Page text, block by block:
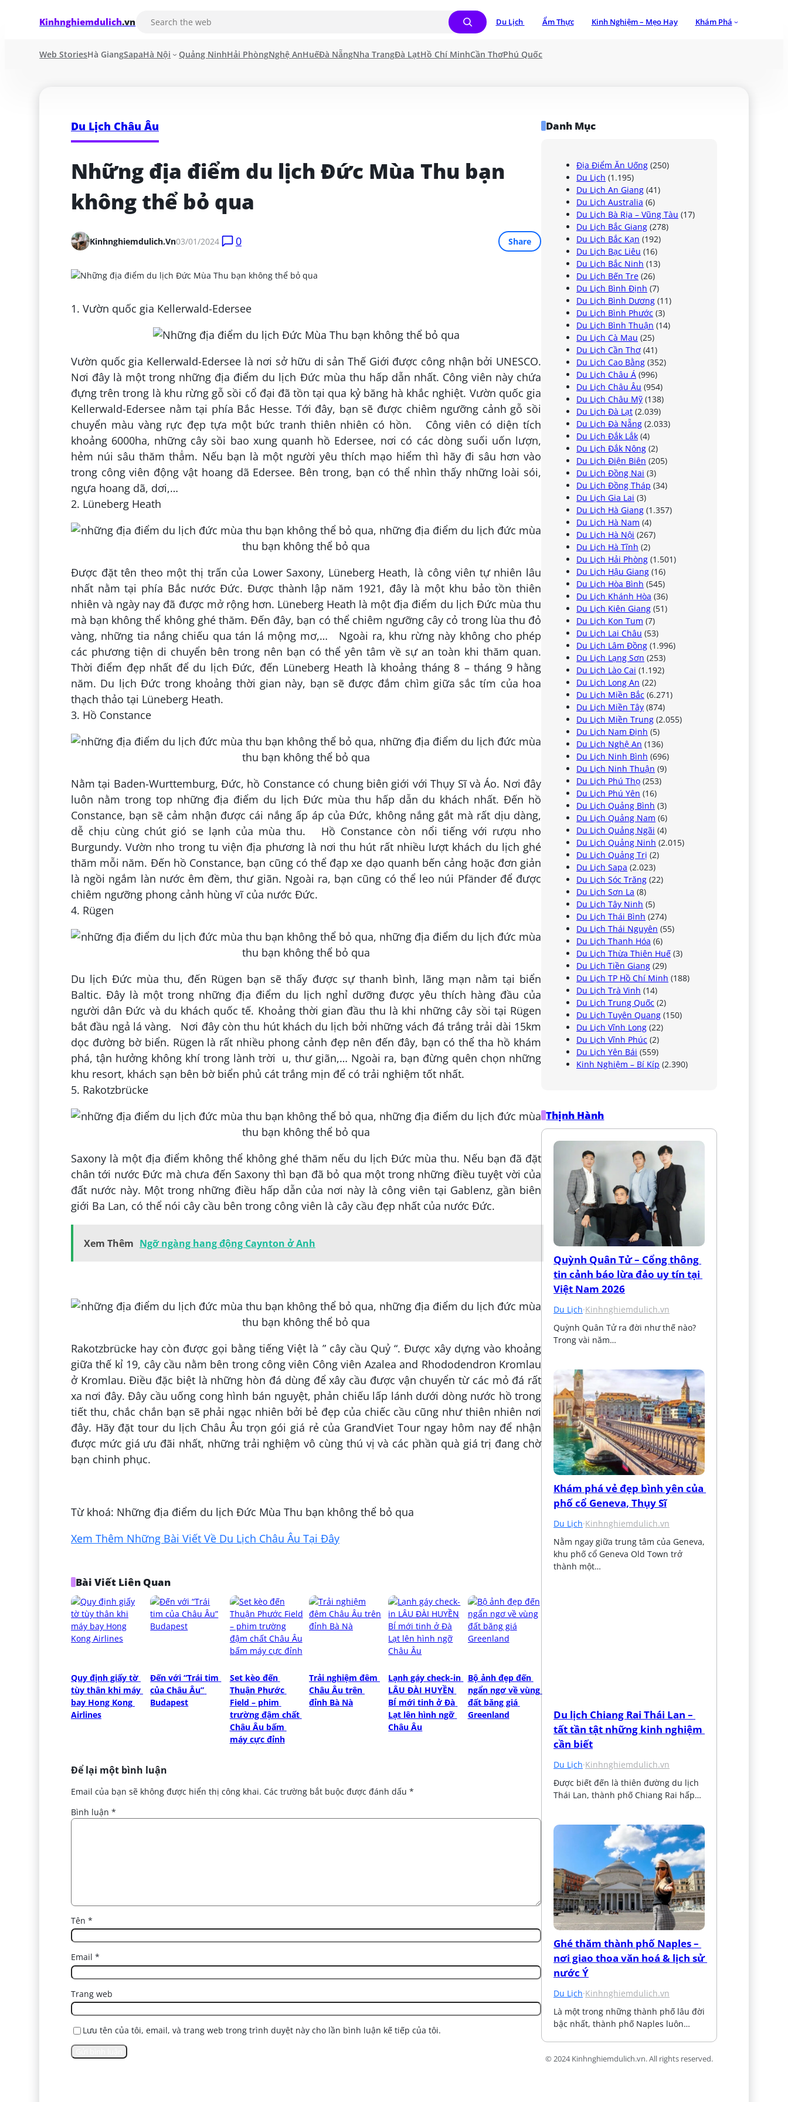
Kinhnghiemdulich.vn Du Lịch Ẩm Thực Kinh Nghiệm – Mẹo Hay Khám Phá
Web StoriesHà GiangSapaHà Nội Quảng NinhHải PhòngNghệ AnHuếĐà NẵngNha TrangĐà LạtHồ Chí MinhCần ThơPhú Quốc
Du Lịch Châu Âu
Những địa điểm du lịch Đức Mùa Thu bạn
không thể bỏ qua
Kinhnghiemdulich.vn03/01/2024 0 Share
1. Vườn quốc gia Kellerwald-Edersee
Vườn quốc gia Kellerwald-Edersee là nơi sở hữu di sản Thế Giới được công nhận bởi UNESCO.
Nơi đây là một trong những địa điểm du lịch Đức mùa thu hấp dẫn nhất. Công viên này chứa
đựng trên trong là khu rừng gỗ sồi cổ đại đã tồn tại qua kỷ băng hà khắc nghiệt. Vườn quốc gia
Kellerwald-Edersee nằm tại phía Bắc Hesse. Tới đây, bạn sẽ được chiêm ngưỡng cảnh gỗ sồi
chuyển màu vàng rực đẹp tựa một bức tranh thiên nhiên có hồn. Công viên có diện tích
khoảng 6000ha, những cây sồi bao xung quanh hồ Edersee, nơi có các dòng suối uốn lượn,
hẻm núi sâu thăm thẳm. Nếu bạn là một người yêu thích mạo hiểm thì hãy đi sâu hơn vào
trong công viên động vật hoang dã Edersee. Bên trong, bạn có thể nhìn thấy những loài sói,
ngựa hoang dã, dơi,…
2. Lüneberg Heath
Được đặt tên theo một thị trấn của Lower Saxony, Lüneberg Heath, là công viên tự nhiên lâu
nhất nằm tại phía Bắc nước Đức. Được thành lập năm 1921, đây là một khu bảo tồn thiên
nhiên và ngày nay đã được mở rộng hơn. Lüneberg Heath là một địa điểm du lịch Đức mùa thu
mà bạn không thể không ghé thăm. Đến đây, bạn có thể chiêm ngưỡng cây cỏ trong lùa thu đỏ
vàng, những tia nắng chiếu qua tán lá mộng mơ,… Ngoài ra, khu rừng này không cho phép
các phương tiện di chuyển bên trong nên bạn có thể yên tâm về sự an toàn khi thăm quan.
Thời điểm đẹp nhất để du lịch Đức, đến Lüneberg Heath là khoảng tháng 8 – tháng 9 hằng
năm. Du lịch Đức trong khoảng thời gian này, bạn sẽ được đắm chìm giữa sắc tím của hoa
thạch thảo tại Lüneberg Heath.
3. Hồ Constance
Nằm tại Baden-Wurttemburg, Đức, hồ Constance có chung biên giới với Thụy Sĩ và Áo. Nơi đây
luôn nằm trong top những địa điểm du lịch Đức mùa thu hấp dẫn du khách nhất. Đến hồ
Constance, bạn sẽ cảm nhận được cái nắng ấp áp của Đức, không nắng gắt mà rất dịu dàng,
dễ chịu cùng chút gió se lạnh của mùa thu. Hồ Constance còn nổi tiếng với rượu nho
Burgundy. Vườn nho trong tu viện địa phương là nơi thu hút rất nhiều lượt khách du lịch ghé
thăm mỗi năm. Đến hồ Constance, bạn cũng có thể đạp xe dạo quanh bến cảng hoặc đơn giản
là ngồi ngắm làn nước êm đềm, thư giãn. Ngoài ra, bạn cũng có thể leo núi Pfänder để được
chiêm ngưỡng phong cảnh hùng vĩ của nước Đức.
4. Rügen
Du lịch Đức mùa thu, đến Rügen bạn sẽ thấy được sự thanh bình, lãng mạn nằm tại biển
Baltic. Đây là một trong những địa điểm du lịch nghỉ dưỡng được yêu thích hàng đầu của
người dân Đức và du khách quốc tế. Khoảng thời gian đầu thu là khi những cây sồi tại Rügen
bắt đầu ngả lá vàng. Nơi đây còn thu hút khách du lịch bởi những vách đá trắng trải dài 15km
dọc đường bờ biển. Rügen là rất nhiều phong cảnh đẹp nên đến đây, bạn có thể tha hồ khám
phá, tận hưởng không khí trong lành trời u, thư giãn,… Ngoài ra, bạn đừng quên chọn những
khu resort, khách sạn bên bờ biển phủ cát trắng mịn để có trải nghiệm tốt nhất.
5. Rakotzbrücke
Saxony là một địa điểm không thể không ghé thăm nếu du lịch Đức mùa thu. Nếu bạn đã đặt
chân tới nước Đức mà chưa đến Saxony thì bạn đã bỏ qua một trong những điều tuyệt vời của
đất nước này. Một trong những điều hấp dẫn của nơi này là công viên tại Gablenz, gần biên
giới Ba Lan, có thể nói cây cầu bên trong công viên là cây cầu đẹp nhất của nước Đức.
Xem Thêm Ngỡ ngàng hang động Caynton ở Anh
Rakotzbrücke hay còn được gọi bằng tiếng Việt là ” cây cầu Quỷ “. Được xây dựng vào khoảng
giữa thế kỉ 19, cây cầu nằm bên trong công viên Công viên Azalea and Rhododendron Kromlau
ở Kromlau. Điều đặc biệt là những hòn đá dùng để xây cầu được vận chuyển từ các mỏ đá rất
xa nơi đây. Đây cầu uống cong hình bán nguyệt, phản chiếu lấp lánh dưới dòng nước hồ trong
tiết thu, chắc chắn bạn sẽ phải ngạc nhiên bởi bẻ đẹp của chiếc cầu cũng như thiên nhiên nơi
đây. Hãy đặt tour du lịch Châu Âu trọn gói giá rẻ của GrandViet Tour ngay hôm nay để nhận
được mức giá ưu đãi nhất, những trải nghiệm vô cùng thú vị và các phần quà giá trị đang chờ
bạn chinh phục.
Từ khoá: Những địa điểm du lịch Đức Mùa Thu bạn không thể bỏ qua
Xem Thêm Những Bài Viết Về Du Lịch Châu Âu Tại Đây
Bài Viết Liên Quan
Quy định giấy tờ
tùy thân khi máy
bay Hong Kong
Airlines
Đến với “Trái tim
của Châu Âu”
Budapest
Set kèo đến
Thuận Phước
Field – phim
trường đậm chất
Châu Âu bấm
máy cực đỉnh
Trải nghiệm đêm
Châu Âu trên
đỉnh Bà Nà
Lạnh gáy check-in
LÂU ĐÀI HUYỀN
BÍ mới tinh ở Đà
Lạt lên hình ngỡ
Châu Âu
Bộ ảnh đẹp đến
ngẩn ngơ về vùng
đất băng giá
Greenland
Để lại một bình luận
Email của bạn sẽ không được hiển thị công khai. Các trường bắt buộc được đánh dấu *
Bình luận *
Tên *
Email *
Trang web
Lưu tên của tôi, email, và trang web trong trình duyệt này cho lần bình luận kế tiếp của tôi.
Danh Mục
Địa Điểm Ăn Uống (250)
Du Lịch (1.195)
Du Lịch An Giang (41)
Du Lịch Australia (6)
Du Lịch Bà Rịa – Vũng Tàu (17)
Du Lịch Bắc Giang (278)
Du Lịch Bắc Kạn (192)
Du Lịch Bạc Liêu (16)
Du Lịch Bắc Ninh (13)
Du Lịch Bến Tre (26)
Du Lịch Bình Định (7)
Du Lịch Bình Dương (11)
Du Lịch Bình Phước (3)
Du Lịch Bình Thuận (14)
Du Lịch Cà Mau (25)
Du Lịch Cần Thơ (41)
Du Lịch Cao Bằng (352)
Du Lịch Châu Á (996)
Du Lịch Châu Âu (954)
Du Lịch Châu Mỹ (138)
Du Lịch Đà Lạt (2.039)
Du Lịch Đà Nẵng (2.033)
Du Lịch Đắk Lắk (4)
Du Lịch Đắk Nông (2)
Du Lịch Điện Biên (205)
Du Lịch Đồng Nai (3)
Du Lịch Đồng Tháp (34)
Du Lịch Gia Lai (3)
Du Lịch Hà Giang (1.357)
Du Lịch Hà Nam (4)
Du Lịch Hà Nội (267)
Du Lịch Hà Tĩnh (2)
Du Lịch Hải Phòng (1.501)
Du Lịch Hậu Giang (16)
Du Lịch Hòa Bình (545)
Du Lịch Khánh Hòa (36)
Du Lịch Kiên Giang (51)
Du Lịch Kon Tum (7)
Du Lịch Lai Châu (53)
Du Lịch Lâm Đồng (1.996)
Du Lịch Lạng Sơn (253)
Du Lịch Lào Cai (1.192)
Du Lịch Long An (22)
Du Lịch Miền Bắc (6.271)
Du Lịch Miền Tây (874)
Du Lịch Miền Trung (2.055)
Du Lịch Nam Định (5)
Du Lịch Nghệ An (136)
Du Lịch Ninh Bình (696)
Du Lịch Ninh Thuận (9)
Du Lịch Phú Thọ (253)
Du Lịch Phú Yên (16)
Du Lịch Quảng Bình (3)
Du Lịch Quảng Nam (6)
Du Lịch Quảng Ngãi (4)
Du Lịch Quảng Ninh (2.015)
Du Lịch Quảng Trị (2)
Du Lịch Sapa (2.023)
Du Lịch Sóc Trăng (22)
Du Lịch Sơn La (8)
Du Lịch Tây Ninh (5)
Du Lịch Thái Bình (274)
Du Lịch Thái Nguyên (55)
Du Lịch Thanh Hóa (6)
Du Lịch Thừa Thiên Huế (3)
Du Lịch Tiền Giang (29)
Du Lịch TP Hồ Chí Minh (188)
Du Lịch Trà Vinh (14)
Du Lịch Trung Quốc (2)
Du Lịch Tuyên Quang (150)
Du Lịch Vĩnh Long (22)
Du Lịch Vĩnh Phúc (2)
Du Lịch Yên Bái (559)
Kinh Nghiệm – Bí Kíp (2.390)
Thịnh Hành
Quỳnh Quân Tử – Cổng thông
tin cảnh báo lừa đảo uy tín tại
Việt Nam 2026
Du Lịch·Kinhnghiemdulich.vn
Quỳnh Quân Tử ra đời như thế nào?
Trong vài năm…
Khám phá vẻ đẹp bình yên của
phố cổ Geneva, Thụy Sĩ
Du Lịch·Kinhnghiemdulich.vn
Nằm ngay giữa trung tâm của Geneva,
khu phố cổ Geneva Old Town trở
thành một…
Du lịch Chiang Rai Thái Lan –
tất tần tật những kinh nghiệm
cần biết
Du Lịch·Kinhnghiemdulich.vn
Được biết đến là thiên đường du lịch
Thái Lan, thành phố Chiang Rai hấp…
Ghé thăm thành phố Naples –
nơi giao thoa văn hoá & lịch sử
nước Ý
Du Lịch·Kinhnghiemdulich.vn
Là một trong những thành phố lâu đời
bậc nhất, thành phố Naples luôn…
© 2024 Kinhnghiemdulich.vn. All rights reserved.